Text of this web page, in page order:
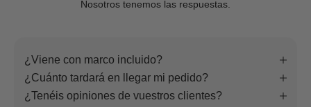
Nosotros tenemos las respuestas.
¿Viene con marco incluido?
¿Cuánto tardará en llegar mi pedido?
¿Tenéis opiniones de vuestros clientes?